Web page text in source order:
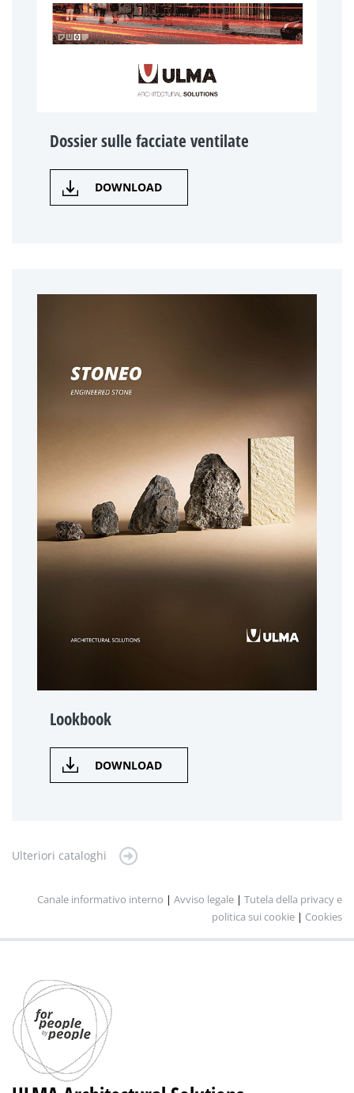
Dossier sulle facciate ventilate
DOWNLOAD
Lookbook
DOWNLOAD
Ulteriori cataloghi
Canale informativo interno | Avviso legale | Tutela della privacy e
politica sui cookie | Cookies